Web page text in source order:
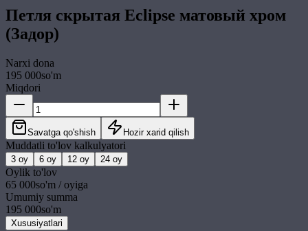
Петля скрытая Eclipse матовый хром
(Задор)
Narxi dona
195 000so'm
Miqdori
Savatga qo'shish Hozir xarid qilish
Muddatli to'lov kalkulyatori
3 oy 6 oy 12 oy 24 oy
Oylik to'lov
65 000so'm / oyiga
Umumiy summa
195 000so'm
Xususiyatlari